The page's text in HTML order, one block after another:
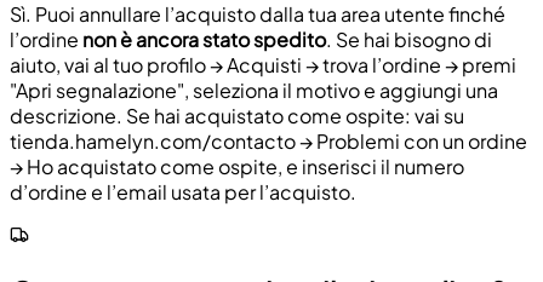
Sì. Puoi annullare l’acquisto dalla tua area utente finché
l’ordine non è ancora stato spedito. Se hai bisogno di
aiuto, vai al tuo profilo → Acquisti → trova l’ordine → premi
"Apri segnalazione", seleziona il motivo e aggiungi una
descrizione. Se hai acquistato come ospite: vai su
tienda.hamelyn.com/contacto → Problemi con un ordine
→ Ho acquistato come ospite, e inserisci il numero
d’ordine e l’email usata per l’acquisto.